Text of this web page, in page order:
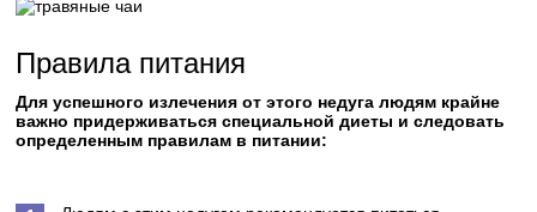
Правила питания
Для успешного излечения от этого недуга людям крайне
важно придерживаться специальной диеты и следовать
определенным правилам в питании: